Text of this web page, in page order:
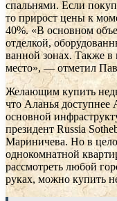
спальнями. Если
то прирост цены к
40%. «В основном
отделкой,
ванной зонах. Также
место», — отметил
Желающим купить
что Аланья
основной
президент Russia
Мариничева. Но в
однокомнатной
рассмотреть любой
руках, можно купить